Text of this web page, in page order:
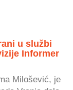
u službi
Informer
Milošević, je